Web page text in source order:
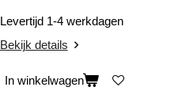
Levertijd 1-4 werkdagen
Bekijk details
In winkelwagen